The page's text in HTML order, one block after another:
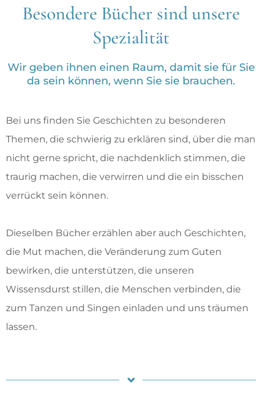
Besondere Bücher sind unsere
Spezialität
Wir geben ihnen einen Raum, damit sie für Sie
da sein können, wenn Sie sie brauchen.
Bei uns finden Sie Geschichten zu besonderen
Themen, die schwierig zu erklären sind, über die man
nicht gerne spricht, die nachdenklich stimmen, die
traurig machen, die verwirren und die ein bisschen
verrückt sein können.
Dieselben Bücher erzählen aber auch Geschichten,
die Mut machen, die Veränderung zum Guten
bewirken, die unterstützen, die unseren
Wissensdurst stillen, die Menschen verbinden, die
zum Tanzen und Singen einladen und uns träumen
lassen.